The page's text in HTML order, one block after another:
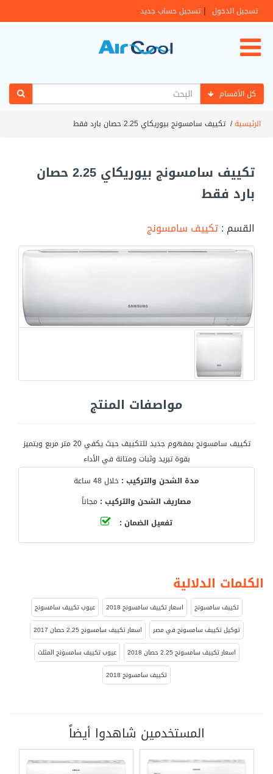
تسجيل الدخول | تسجيل حساب جديد
كل الأقسام
الرئيسية/تكييف سامسونج بيوريكاي 2.25 حصان بارد فقط
تكييف سامسونج بيوريكاي 2.25 حصان
بارد فقط
القسم :تكييف سامسونج
مواصفات المنتج
تكييف سامسونج بمفهوم جديد للتكييف حيث يكفي 20 متر مربع ويتميز
بقوة تبريد وثبات ومتانة في الأداء
مدة الشحن والتركيب : خلال 48 ساعة
مصاريف الشحن والتركيب : مجاناً
تفعيل الضمان :
الكلمات الدلالية
تكييف سامسونج اسعار تكييف سامسونج 2018
عيوب تكييف سامسونج
توكيل تكييف سامسونج في مصر
اسعار تكييف سامسونج 2.25 حصان 2017
اسعار تكييف سامسونج 2.25 حصان 2018
عيوب تكييف سامسونج المثلث
تكييف سامسونج 2018
المستخدمين شاهدوا أيضاً